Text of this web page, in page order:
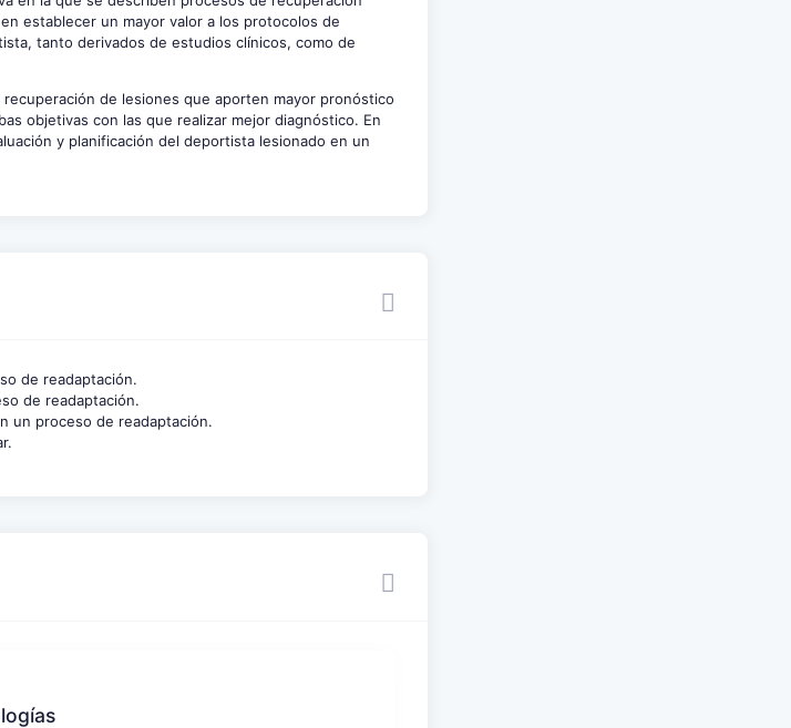
establecer un mayor valor a los protocolos de
tanto derivados de estudios clínicos, como de
de lesiones que aporten mayor pronóstico
objetivas con las que realizar mejor diagnóstico. En
y planificación del deportista lesionado en un
de readaptación.
de readaptación.
un proceso de readaptación.